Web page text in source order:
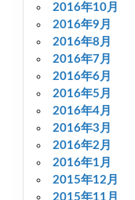
2016年10月
2016年9月
2016年8月
2016年7月
2016年6月
2016年5月
2016年4月
2016年3月
2016年2月
2016年1月
2015年12月
2015年11月